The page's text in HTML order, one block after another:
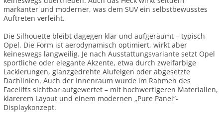
markanter und moderner, was dem SUV ein selbstbewusstes
Auftreten verleiht.
Die Silhouette bleibt dagegen klar und aufgeräumt – typisch
Opel. Die Form ist aerodynamisch optimiert, wirkt aber
keineswegs langweilig. Je nach Ausstattungsvariante setzt Opel
sportliche oder elegante Akzente, etwa durch zweifarbige
Lackierungen, glanzgedrehte Alufelgen oder abgesetzte
Dachlinien. Auch der Innenraum wurde im Rahmen des
Facelifts sichtbar aufgewertet – mit hochwertigeren Materialien,
klarerem Layout und einem modernen „Pure Panel“-
Displaykonzept.